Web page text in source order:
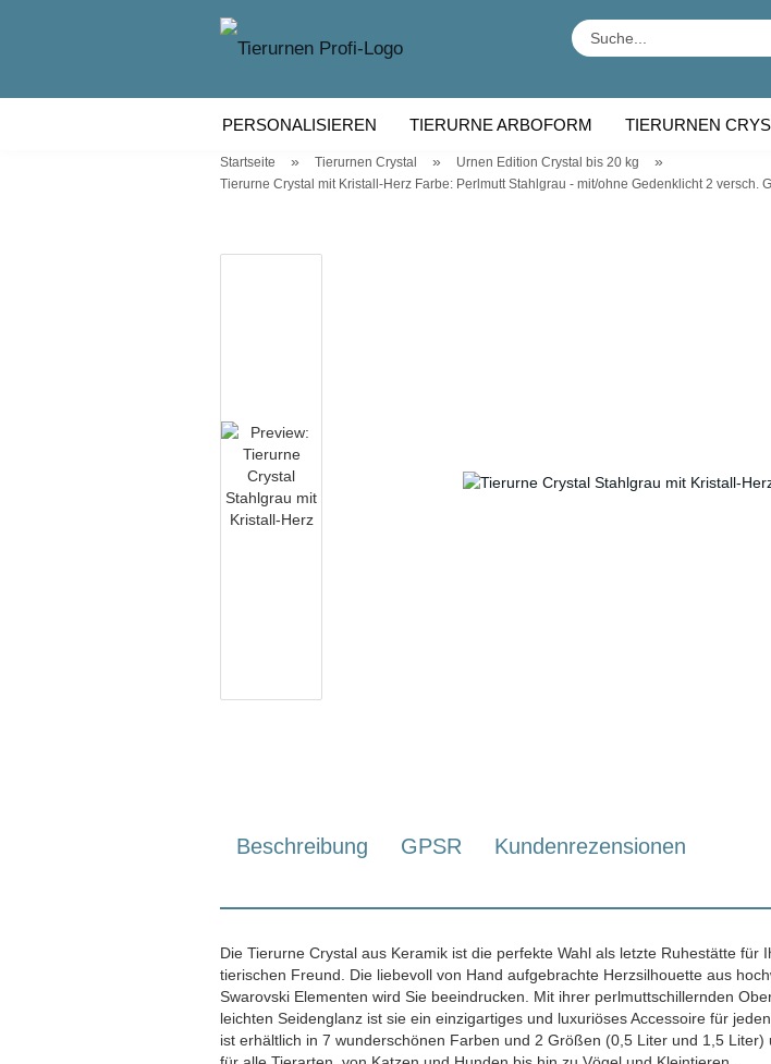
PERSONALISIEREN TIERURNE ARBOFORM TIERURNEN
TIERURNEN KERAMIK TIERURNEN HOLZ TIERURNEN RASSE
Startseite » Tierurnen Crystal » Urnen Edition Crystal bis 20 kg »
Tierurne Crystal mit Kristall-Herz Farbe: Perlmutt Stahlgrau - mit/ohne Gedenklicht 2 versch.
Beschreibung GPSR Kundenrezensionen
Die Tierurne Crystal aus Keramik ist die perfekte Wahl als letzte Ruhestätte für
tierischen Freund. Die liebevoll von Hand aufgebrachte Herzsilhouette aus
Swarovski Elementen wird Sie beeindrucken. Mit ihrer perlmuttschillernden
leichten Seidenglanz ist sie ein einzigartiges und luxuriöses Accessoire für
ist erhältlich in 7 wunderschönen Farben und 2 Größen (0,5 Liter und 1,5 Liter)